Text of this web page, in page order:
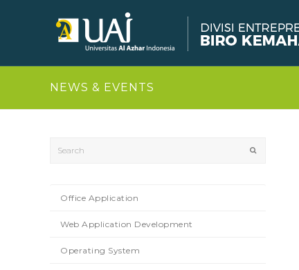
NEWS & EVENTS
Office Application
Web Application Development
Operating System